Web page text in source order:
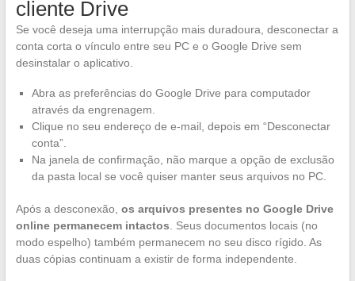
cliente Drive
Se você deseja uma interrupção mais duradoura, desconectar a
conta corta o vínculo entre seu PC e o Google Drive sem
desinstalar o aplicativo.
Abra as preferências do Google Drive para computador
através da engrenagem.
Clique no seu endereço de e-mail, depois em “Desconectar
conta”.
Na janela de confirmação, não marque a opção de exclusão
da pasta local se você quiser manter seus arquivos no PC.
Após a desconexão, os arquivos presentes no Google Drive
online permanecem intactos. Seus documentos locais (no
modo espelho) também permanecem no seu disco rígido. As
duas cópias continuam a existir de forma independente.